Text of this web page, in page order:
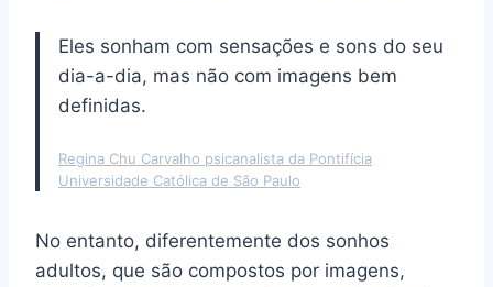
Eles sonham com sensações e sons do seu
dia-a-dia, mas não com imagens bem
definidas.
Regina Chu Carvalho psicanalista da Pontifícia
Universidade Católica de São Paulo
No entanto, diferentemente dos sonhos
adultos, que são compostos por imagens,